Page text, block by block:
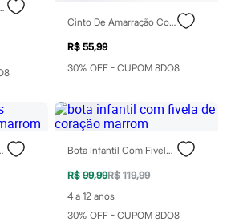
Oneself Marrom
Cinto De Amarração Com Fivela Orgânica Mindset Marrom
R$ 55,99
30% OFF - CUPOM 8DO8
Oneself Marrom Bota Infantil Com Fivela De Coração Marrom
R$ 99,99R$ 119,99
4 a 12 anos
30% OFF - CUPOM 8DO8